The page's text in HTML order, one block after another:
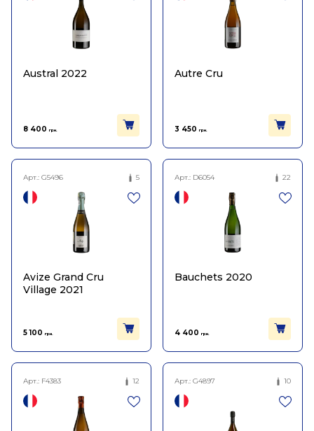
Austral 2022
8 400 грн.
Autre Cru
3 450 грн.
Арт.: G5496 5
Avize Grand Cru
Village 2021
5 100 грн.
Арт.: D6054 22
Bauchets 2020
4 400 грн.
Арт.: F4383 12 Арт.: G4897 10